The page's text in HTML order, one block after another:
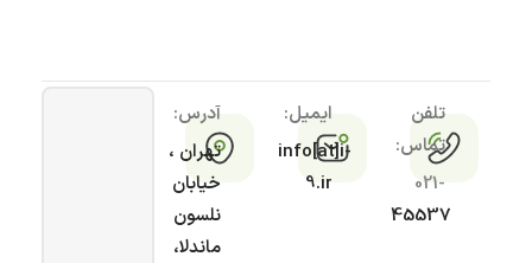
تلفن
تماس:
021-
45537
ایمیل:
info[at]i-
9.ir
آدرس:
تهران ،
خیابان
نلسون
ماندلا،